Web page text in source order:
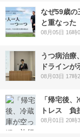
なぜ59歳
と重なった
08月05日 16時
うつ病治
ドラインが
08月03日 17時
「帰宅後
トレス 負
08月01日 20時